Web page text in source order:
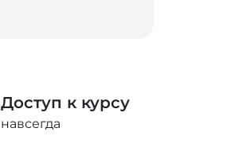
Доступ к курсу
навсегда